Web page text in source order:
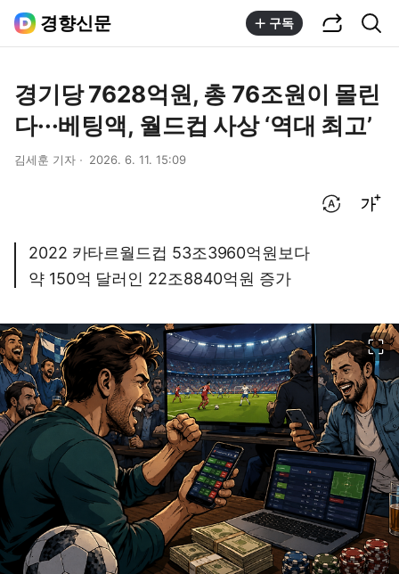
경향신문 구독
경기당 7628억원, 총 76조원이 몰린
다···베팅액, 월드컵 사상 ‘역대 최고’
김세훈 기자 2026. 6. 11. 15:09
2022 카타르월드컵 53조3960억원보다
약 150억 달러인 22조8840억원 증가